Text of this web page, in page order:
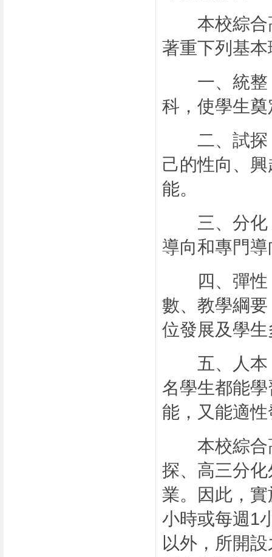
本校綜合高
著重下列基
一、統整：
科，使學生
二、試探：
己的性向、
能。
三、分化：
導向和專門
四、彈性：
數、教學綱
位發展及學
五、人本：
名學生都能
能，又能適
本校綜合高
探、高三分
業。因此，
小時或每週1
以外，所開